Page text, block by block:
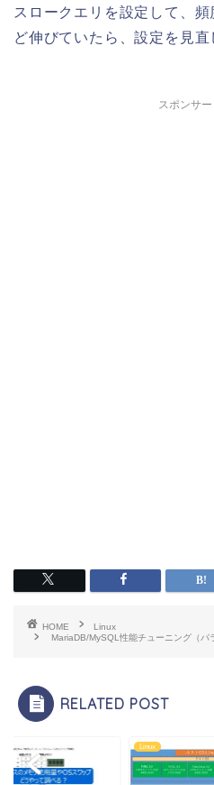
スロークエリを設定して、
ど伸びていたら、設定を見直
スポンサー
HOME
Linux
MariaDB/MySQL性能チューニング（パ
RELATED POST
Tech